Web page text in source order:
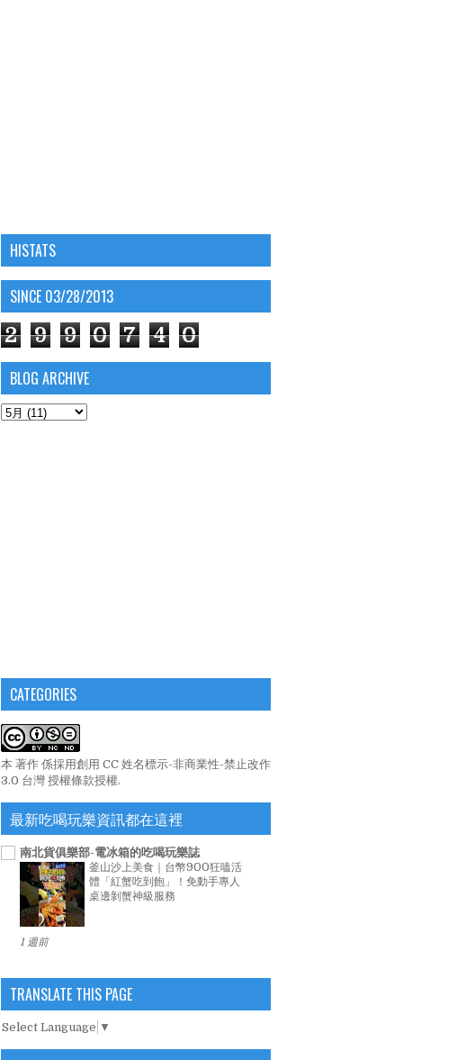
HISTATS
SINCE 03/28/2013
2 9 9 0 7 4 0
BLOG ARCHIVE
CATEGORIES
本 著作 係採用創用 CC 姓名標示-非商業性-禁止改作
3.0 台灣 授權條款授權.
最新吃喝玩樂資訊都在這裡
南北貨俱樂部-電冰箱的吃喝玩樂誌
釜山沙上美食｜台幣900狂嗑活
體「紅蟹吃到飽」！免動手專人
桌邊剝蟹神級服務
1 週前
TRANSLATE THIS PAGE
Select Language ▼